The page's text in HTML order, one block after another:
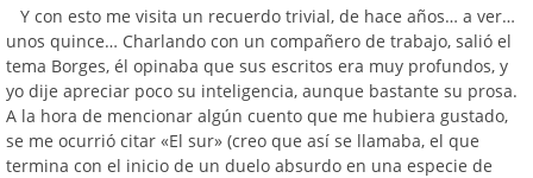
Y con esto me visita un recuerdo trivial, de hace años… a ver…
unos quince… Charlando con un compañero de trabajo, salió el
tema Borges, él opinaba que sus escritos era muy profundos, y
yo dije apreciar poco su inteligencia, aunque bastante su prosa.
A la hora de mencionar algún cuento que me hubiera gustado,
se me ocurrió citar «El sur» (creo que así se llamaba, el que
termina con el inicio de un duelo absurdo en una especie de